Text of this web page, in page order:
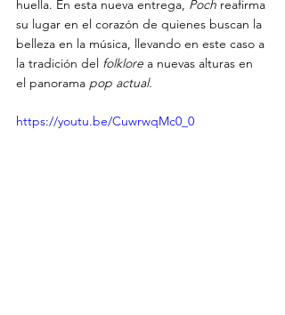
huella. En esta nueva entrega, Poch reafirma
su lugar en el corazón de quienes buscan la
belleza en la música, llevando en este caso a
la tradición del folklore a nuevas alturas en
el panorama pop actual.
https://youtu.be/CuwrwqMc0_0